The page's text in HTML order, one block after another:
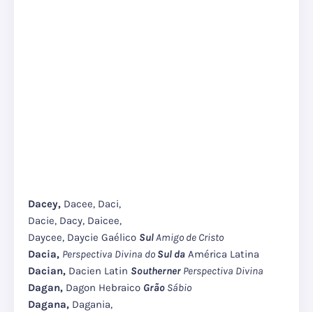
Dacey, Dacee, Daci,
Dacie, Dacy, Daicee,
Daycee, Daycie Gaélico SulAmigo de Cristo
Dacia, Perspectiva Divina do Sul da América Latina
Dacian, Dacien Latin Southerner Perspectiva Divina
Dagan, Dagon Hebraico Grão Sábio
Dagana, Dagania,